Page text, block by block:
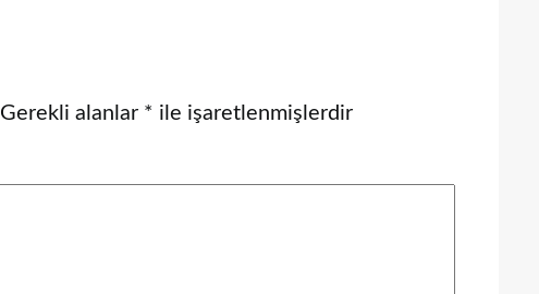
Gerekli alanlar * ile işaretlenmişlerdir